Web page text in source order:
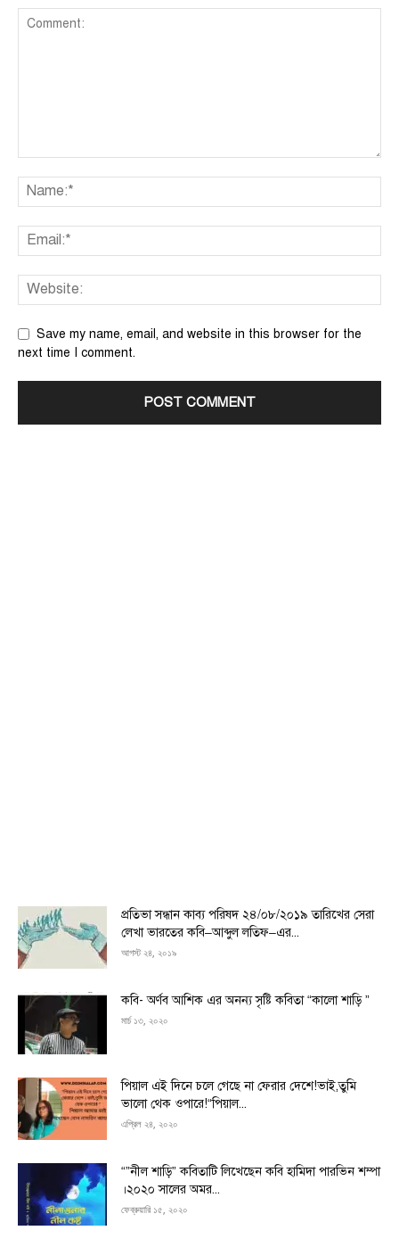
Save my name, email, and website in this browser for the
next time I comment.
প্রতিভা সন্ধান কাব্য পরিষদ ২৪/০৮/২০১৯ তারিখের সেরা
লেখা ভারতের কবি–আব্দুল লতিফ–এর...
আগস্ট ২৪, ২০১৯
কবি- অর্ণব আশিক এর অনন্য সৃষ্টি কবিতা “কালো শাড়ি ”
মার্চ ১৩, ২০২০
পিয়াল এই দিনে চলে গেছে না ফেরার দেশে!ভাই,তুমি
ভালো থেক ওপারে!“পিয়াল...
এপ্রিল ২৪, ২০২০
“”নীল শাড়ি” কবিতাটি লিখেছেন কবি হামিদা পারভিন শম্পা
।২০২০ সালের অমর...
ফেব্রুয়ারি ১৫, ২০২০